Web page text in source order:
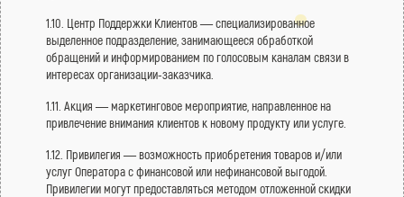
1.10. Центр Поддержки Клиентов — специализированное
выделенное подразделение, занимающееся обработкой
обращений и информированием по голосовым каналам связи в
интересах организации-заказчика.
1.11. Акция — маркетинговое мероприятие, направленное на
привлечение внимания клиентов к новому продукту или услуге.
1.12. Привилегия — возможность приобретения товаров и/или
услуг Оператора с финансовой или нефинансовой выгодой.
Привилегии могут предоставляться методом отложенной скидки